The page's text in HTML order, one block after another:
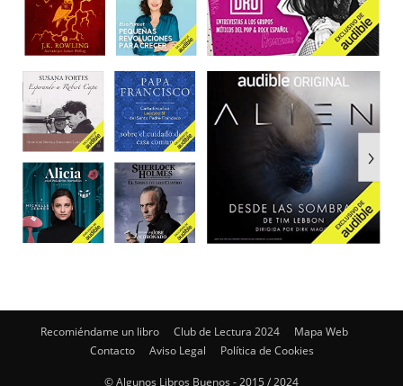
Recomiéndame un libro Club de Lectura 2024
Mapa Web
Contacto
Aviso Legal Política de Cookies
© Algunos Libros Buenos - 2015 / 2024